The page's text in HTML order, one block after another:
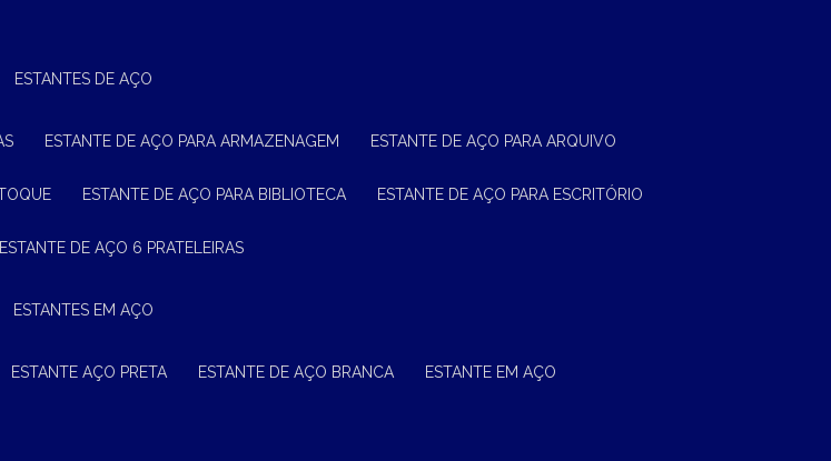
ESTANTES DE AÇO
ESTANTE DE AÇO PARA ARMAZENAGEM ESTANTE DE AÇO PARA ARQUIVO
ESTANTE DE AÇO PARA BIBLIOTECA ESTANTE DE AÇO PARA ESCRITÓRIO
ESTANTE DE AÇO 6 PRATELEIRAS
ESTANTES EM AÇO
ESTANTE AÇO PRETA ESTANTE DE AÇO BRANCA ESTANTE EM AÇO